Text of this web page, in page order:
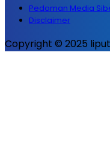
Pedoman Media
Disclaimer
Copyright © 2025